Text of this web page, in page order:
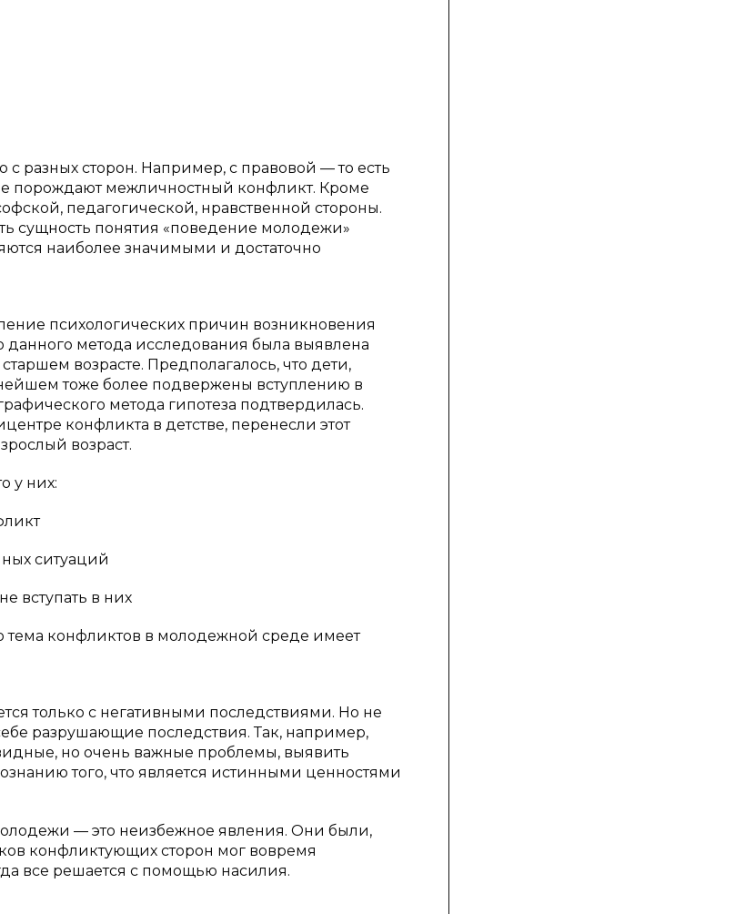
разных сторон. Например, с правовой — то есть
порождают межличностный конфликт. Кроме
педагогической, нравственной стороны.
сущность понятия «поведение молодежи»
наиболее значимыми и достаточно
психологических причин возникновения
метода исследования была выявлена
возрасте. Предполагалось, что дети,
тоже более подвержены вступлению в
метода гипотеза подтвердилась.
конфликта в детстве, перенесли этот
возраст.
у них:
ситуаций
вступать в них
тема конфликтов в молодежной среде имеет
только с негативными последствиями. Но не
разрушающие последствия. Так, например,
но очень важные проблемы, выявить
того, что является истинными ценностями
— это неизбежное явления. Они были,
конфликтующих сторон мог вовремя
все решается с помощью насилия.